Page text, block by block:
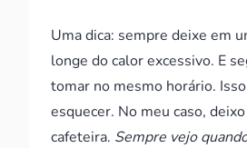
Uma dica: sempre deixe em
longe do calor excessivo. E
tomar no mesmo horário.
esquecer. No meu caso,
cafeteira. Sempre vejo